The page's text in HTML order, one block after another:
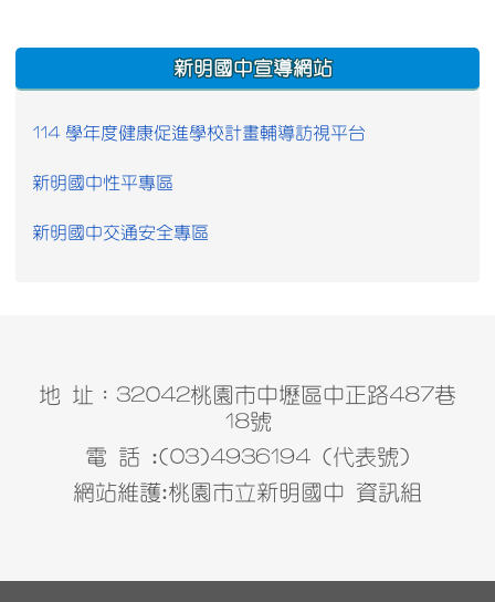
:::
新明國中宣導網站
114 學年度健康促進學校計畫輔導訪視平台
新明國中性平專區
新明國中交通安全專區
地 址：32042桃園市中壢區中正路487巷
18號
電 話 :(03)4936194 (代表號)
網站維護:桃園市立新明國中 資訊組